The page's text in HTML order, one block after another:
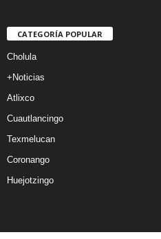
CATEGORÍA POPULAR
Cholula
+Noticias
Atlixco
Cuautlancingo
Texmelucan
Coronango
Huejotzingo